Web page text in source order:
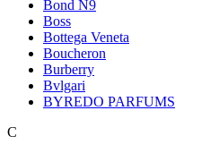
Bond N9
Boss
Bottega Veneta
Boucheron
Burberry
Bvlgari
BYREDO PARFUMS
C